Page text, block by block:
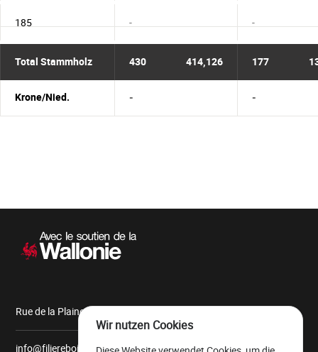
185 - -
Total Stammholz 430 414,126 177
Krone/Nied. - -
Sekundärnavigation
Rue de la Plaine, 9 6900 Marche-en-Famenne
info@filiereboiswallonie.be
Wir nutzen Cookies